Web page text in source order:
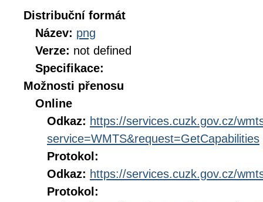
Distribuční formát
Název: png
Verze: not defined
Specifikace:
Možnosti přenosu
Online
Odkaz: https://services.cuzk.gov.cz/
service=WMTS&request=GetCapabilities
Protokol:
Odkaz: https://services.cuzk.gov.cz/
Protokol: